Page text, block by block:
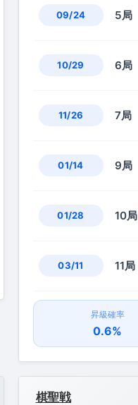
09/24 5局
10/29 6局
11/26 7局
01/14 9局
01/28 10局
03/11 11局
昇級確率
0.6%
棋聖戦